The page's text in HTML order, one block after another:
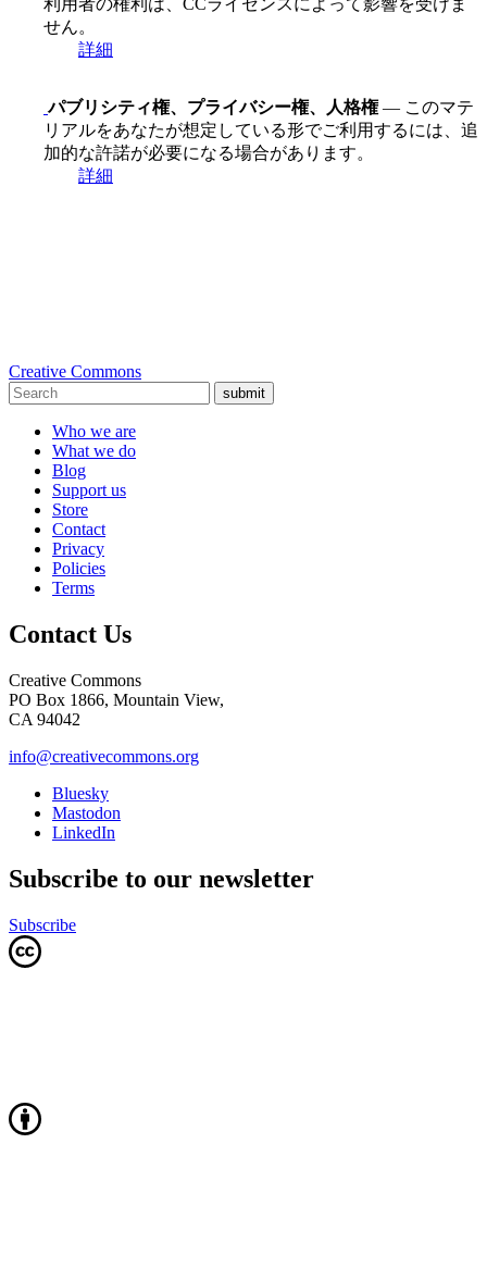
利用者の権利は、CCライセンスによって影響を受けま
せん。
詳細
パブリシティ権、プライバシー権、人格権— このマテ
リアルをあなたが想定している形でご利用するには、追
加的な許諾が必要になる場合があります。
詳細
Creative Commons
submit
Who we are
What we do
Blog
Support us
Store
Contact
Privacy
Policies
Terms
Contact Us
Creative Commons
PO Box 1866, Mountain View,
CA 94042
info@creativecommons.org
Bluesky
Mastodon
LinkedIn
Subscribe to our newsletter
Subscribe